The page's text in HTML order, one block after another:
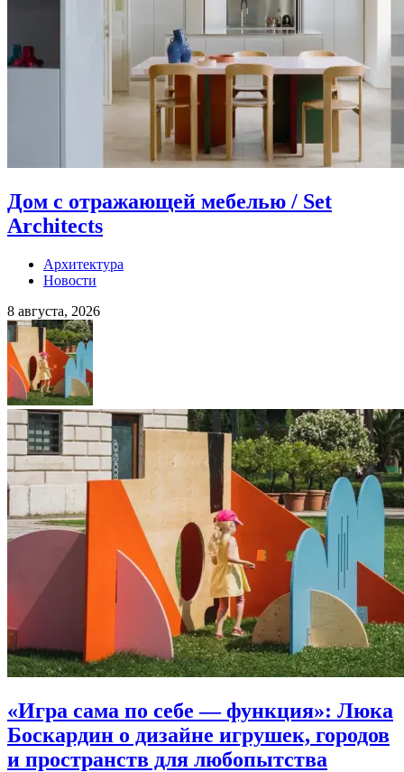
Дом с отражающей мебелью / Set
Architects
Архитектура
Новости
8 августа, 2026
«Игра сама по себе — функция»: Люка
Боскардин о дизайне игрушек, городов
и пространств для любопытства